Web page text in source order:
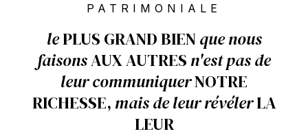
PATRIMONIALE
lePLUS GRAND BIEN quenous
faisonsAUX AUTRES n'est pas de
leurcommuniquerNOTRE
RICHESSE, mais de leur révélerLA
LEUR